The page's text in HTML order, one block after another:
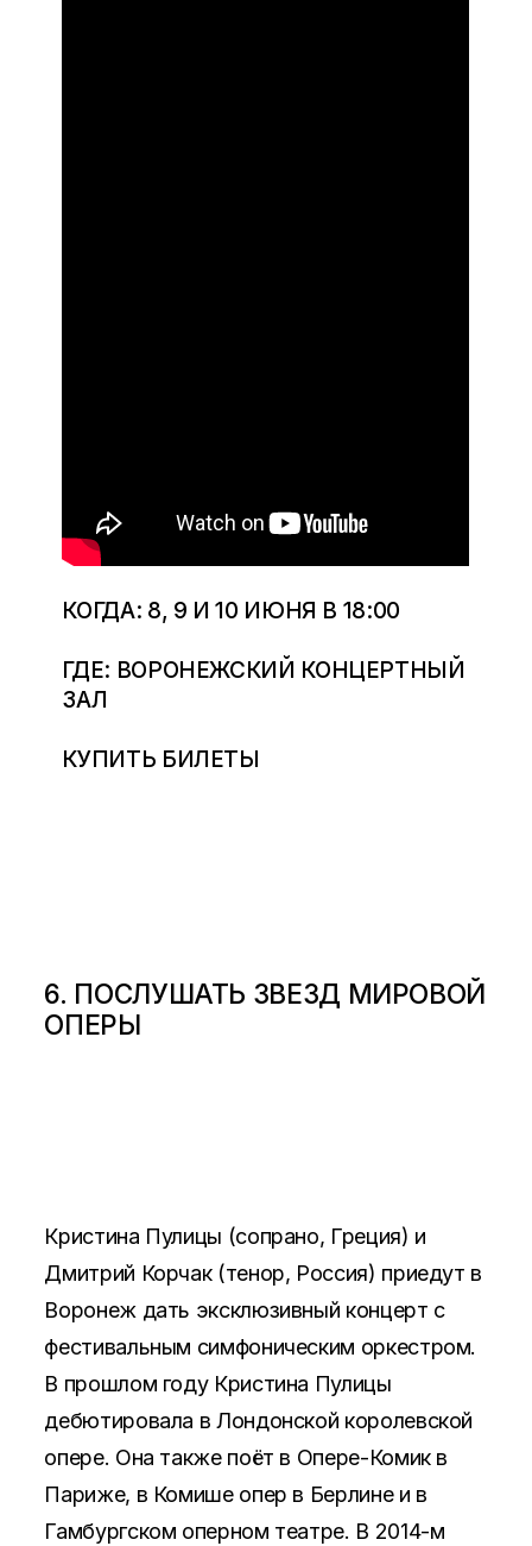
КОГДА: 8, 9 И 10 ИЮНЯ В 18:00
ГДЕ: ВОРОНЕЖСКИЙ КОНЦЕРТНЫЙ
ЗАЛ
КУПИТЬ БИЛЕТЫ
6. ПОСЛУШАТЬ ЗВЕЗД МИРОВОЙ
ОПЕРЫ
Кристина Пулицы (сопрано, Греция) и
Дмитрий Корчак (тенор, Россия) приедут в
Воронеж дать эксклюзивный концерт с
фестивальным симфоническим оркестром.
В прошлом году Кристина Пулицы
дебютировала в Лондонской королевской
опере. Она также поёт в Опере-Комик в
Париже, в Комише опер в Берлине и в
Гамбургском оперном театре. В 2014-м